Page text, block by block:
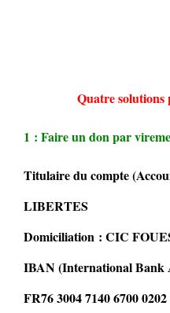
Quatre
1 : Faire un don par
Titulaire du compte
LIBERTES
Domiciliation : CIC
IBAN (International Bank
FR76 3004 7140 6700